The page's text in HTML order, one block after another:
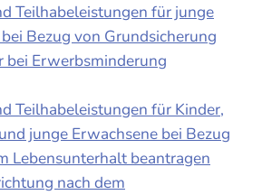
Teilhabeleistungen für junge
Bezug von Grundsicherung
bei Erwerbsminderung
Teilhabeleistungen für Kinder,
junge Erwachsene bei Bezug
Lebensunterhalt beantragen
nach dem